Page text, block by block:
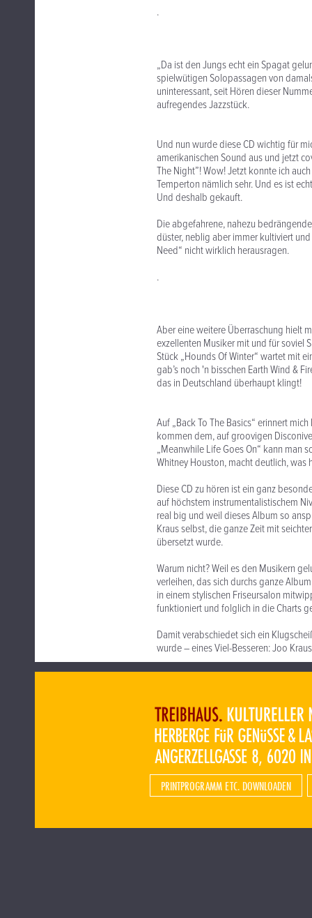
.
„Da ist den Jungs echt ein Spagat
spielwütigen Solopassagen von
uninteressant, seit Hören dieser
aufregendes Jazzstück.
Und nun wurde diese CD wichtig für
amerikanischen Sound aus und jetzt
The Night”! Wow! Jetzt konnte ich
Temperton nämlich sehr. Und es ist
Und deshalb gekauft.
Die abgefahrene, nahezu
düster, neblig aber immer kultiviert
Need“ nicht wirklich herausragen.
.
Aber eine weitere Überraschung hielt
exzellenten Musiker mit und für soviel
Stück „Hounds Of Winter“ wartet mit
gab’s noch 'n bisschen Earth Wind &
das in Deutschland überhaupt klingt!
Auf „Back To The Basics“ erinnert
kommen dem, auf groovigen
„Meanwhile Life Goes On“ kann man
Whitney Houston, macht deutlich, was
Diese CD zu hören ist ein ganz
auf höchstem instrumentalistischem
real big und weil dieses Album so
Kraus selbst, die ganze Zeit mit
übersetzt wurde.
Warum nicht? Weil es den Musikern
verleihen, das sich durchs ganze
in einem stylischen Friseursalon
funktioniert und folglich in die Charts
Damit verabschiedet sich ein
wurde – eines Viel-Besseren: Joo
PRINTPROGRAMM ETC. DOWNLOADEN